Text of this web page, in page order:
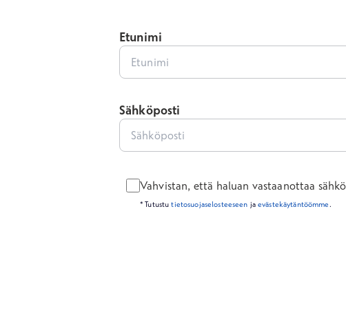
Etunimi
Sähköposti
Vahvistan, että haluan vastaanottaa
* Tutustutietosuojaselosteeseen jaevästekäytäntöömme.